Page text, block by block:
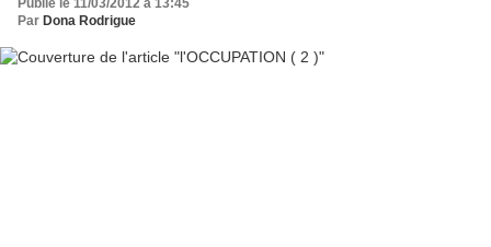
Publié le 11/03/2012 à 13:45
Par Dona Rodrigue